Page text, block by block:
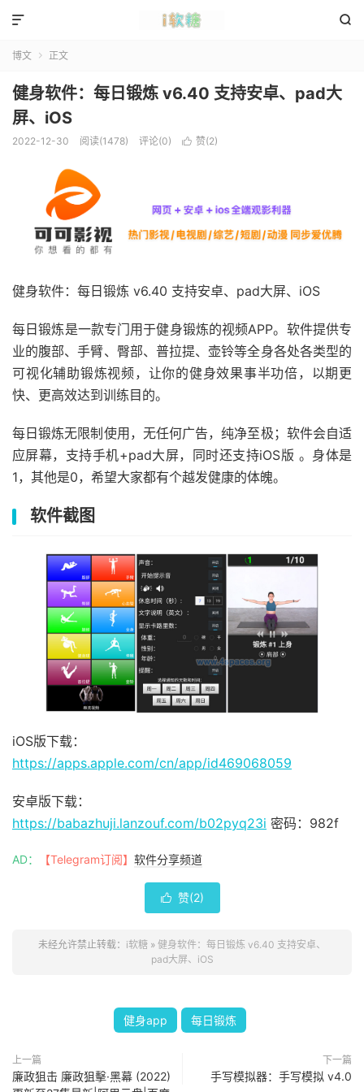


博文  正文
健身软件：每日锻炼 v6.40 支持安卓、pad大
屏、iOS
2022-12-30 阅读(1478) 评论(0)  赞(2)
健身软件：每日锻炼 v6.40 支持安卓、pad大屏、iOS
每日锻炼是一款专门用于健身锻炼的视频APP。软件提供专
业的腹部、手臂、臀部、普拉提、壶铃等全身各处各类型的
可视化辅助锻炼视频，让你的健身效果事半功倍，以期更
快、更高效达到训练目的。
每日锻炼无限制使用，无任何广告，纯净至极；软件会自适
应屏幕，支持手机+pad大屏，同时还支持iOS版 。身体是
1，其他是0，希望大家都有个越发健康的体魄。
软件截图
iOS版下载：
https://apps.apple.com/cn/app/id469068059
安卓版下载：
https://babazhuji.lanzouf.com/b02pyq23i 密码：982f
AD： 【Telegram订阅】 软件分享频道
 赞(2)
未经允许禁止转载： i软糖 » 健身软件：每日锻炼 v6.40 支持安卓、
pad大屏、iOS
健身app 每日锻炼
上一篇
廉政狙击 廉政狙擊·黑幕 (2022)
下一篇
手写模拟器：手写模拟 v4.0